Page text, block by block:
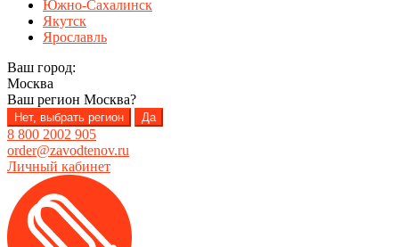
Южно-Сахалинск
Якутск
Ярославль
Ваш город:
Москва
Ваш регион Москва?
Нет, выбрать регион Да
8 800 2002 905
order@zavodtenov.ru
Личный кабинет
Перейти
навигации
Перейти
содержимому